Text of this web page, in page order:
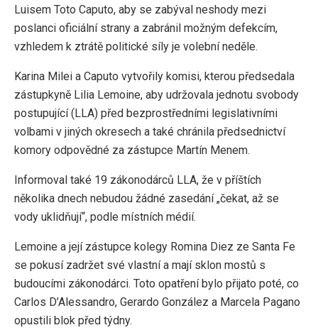
Luisem Toto Caputo, aby se zabýval neshody mezi
poslanci oficiální strany a zabránil možným defekcím,
vzhledem k ztrátě politické síly je volební neděle.
Karina Milei a Caputo vytvořily komisi, kterou předsedala
zástupkyně Lilia Lemoine, aby udržovala jednotu svobody
postupující (LLA) před bezprostředními legislativními
volbami v jiných okresech a také chránila předsednictví
komory odpovědné za zástupce Martín Menem.
Informoval také 19 zákonodárců LLA, že v příštích
několika dnech nebudou žádné zasedání „čekat, až se
vody uklidňují“, podle místních médií.
Lemoine a její zástupce kolegy Romina Diez ze Santa Fe
se pokusí zadržet své vlastní a mají sklon mostů s
budoucími zákonodárci. Toto opatření bylo přijato poté, co
Carlos D’Alessandro, Gerardo González a Marcela Pagano
opustili blok před týdny.